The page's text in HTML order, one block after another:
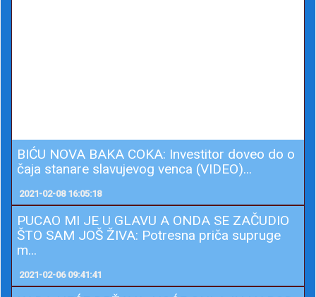
BIĆU NOVA BAKA COKA: Investitor doveo do o
čaja stanare slavujevog venca (VIDEO)...
2021-02-08 16:05:18
PUCAO MI JE U GLAVU A ONDA SE ZAČUDIO
ŠTO SAM JOŠ ŽIVA: Potresna priča supruge
m...
2021-02-06 09:41:41